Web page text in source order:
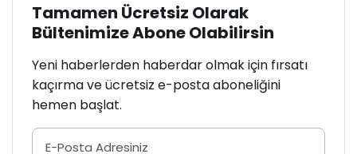
Tamamen Ücretsiz Olarak
Bültenimize Abone Olabilirsin
Yeni haberlerden haberdar olmak için fırsatı
kaçırma ve ücretsiz e-posta aboneliğini
hemen başlat.